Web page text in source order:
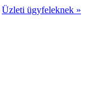
Üzleti ügyfeleknek »